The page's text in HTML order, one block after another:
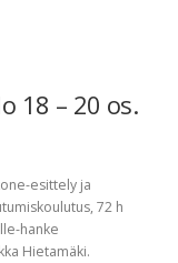
18 – 20 os.
esittely ja
72 h
hanke
Hietamäki.